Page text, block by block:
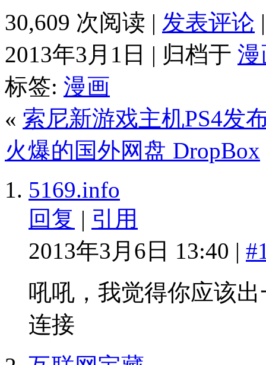
30,609 次阅读 | 发表评论
2013年3月1日 | 归档于 漫
标签: 漫画
« 索尼新游戏主机PS4发
火爆的国外网盘 DropBox
5169.info
回复 | 引用
2013年3月6日 13:40 |
吼吼，我觉得你应该
连接